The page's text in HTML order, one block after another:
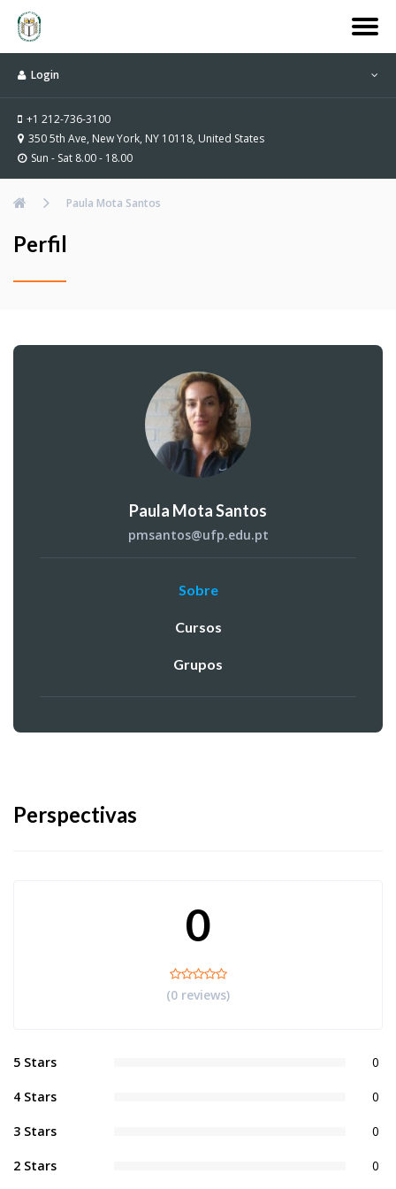
Login
+1 212-736-3100
350 5th Ave, New York, NY 10118, United States
Sun - Sat 8.00 - 18.00
Paula Mota Santos
Perfil
Paula Mota Santos
pmsantos@ufp.edu.pt
Sobre
Cursos
Grupos
Perspectivas
0
(0 reviews)
5 Stars 0
4 Stars 0
3 Stars 0
2 Stars 0